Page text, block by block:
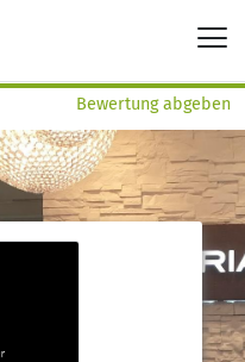
Bewertung abgeben